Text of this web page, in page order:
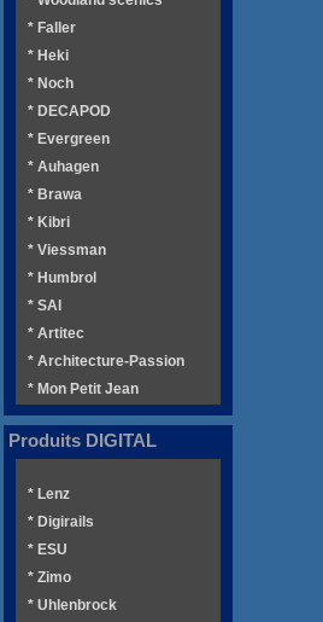
* Faller
* Heki
* Noch
* DECAPOD
* Evergreen
* Auhagen
* Brawa
* Kibri
* Viessman
* Humbrol
* SAI
* Artitec
* Architecture-Passion
* Mon Petit Jean
Produits DIGITAL
* Lenz
* Digirails
* ESU
* Zimo
* Uhlenbrock